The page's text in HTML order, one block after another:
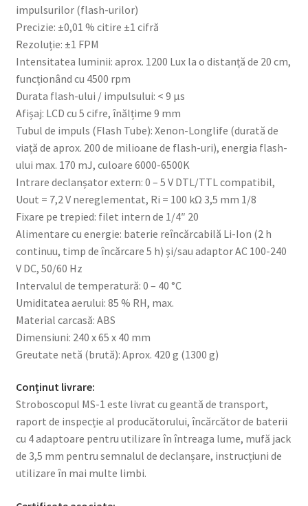
impulsurilor (flash-urilor)
Precizie: ±0,01 % citire ±1 cifră
Rezoluție: ±1 FPM
Intensitatea luminii: aprox. 1200 Lux la o distanță de 20 cm,
funcționând cu 4500 rpm
Durata flash-ului / impulsului: < 9 µs
Afișaj: LCD cu 5 cifre, înălțime 9 mm
Tubul de impuls (Flash Tube): Xenon-Longlife (durată de
viață de aprox. 200 de milioane de flash-uri), energia flash-
ului max. 170 mJ, culoare 6000-6500K
Intrare declanșator extern: 0 – 5 V DTL/TTL compatibil,
Uout = 7,2 V nereglementat, Ri = 100 kΩ 3,5 mm 1/8
Fixare pe trepied: filet intern de 1/4″ 20
Alimentare cu energie: baterie reîncărcabilă Li-Ion (2 h
continuu, timp de încărcare 5 h) și/sau adaptor AC 100-240
V DC, 50/60 Hz
Intervalul de temperatură: 0 – 40 °C
Umiditatea aerului: 85 % RH, max.
Material carcasă: ABS
Dimensiuni: 240 x 65 x 40 mm
Greutate netă (brută): Aprox. 420 g (1300 g)
Conținut livrare:
Stroboscopul MS-1 este livrat cu geantă de transport,
raport de inspecție al producătorului, încărcător de baterii
cu 4 adaptoare pentru utilizare în întreaga lume, mufă jack
de 3,5 mm pentru semnalul de declanșare, instrucțiuni de
utilizare în mai multe limbi.